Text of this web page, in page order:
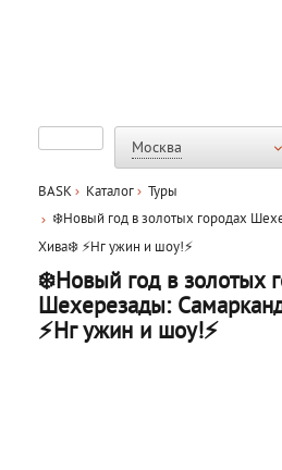
Москва
BASK Каталог
Туры
❄️Новый год в золотых городах
Хива❄️ ⚡Нг ужин и шоу!⚡
❄️Новый год в золотых
Шехерезады:
⚡Нг ужин и шоу!⚡